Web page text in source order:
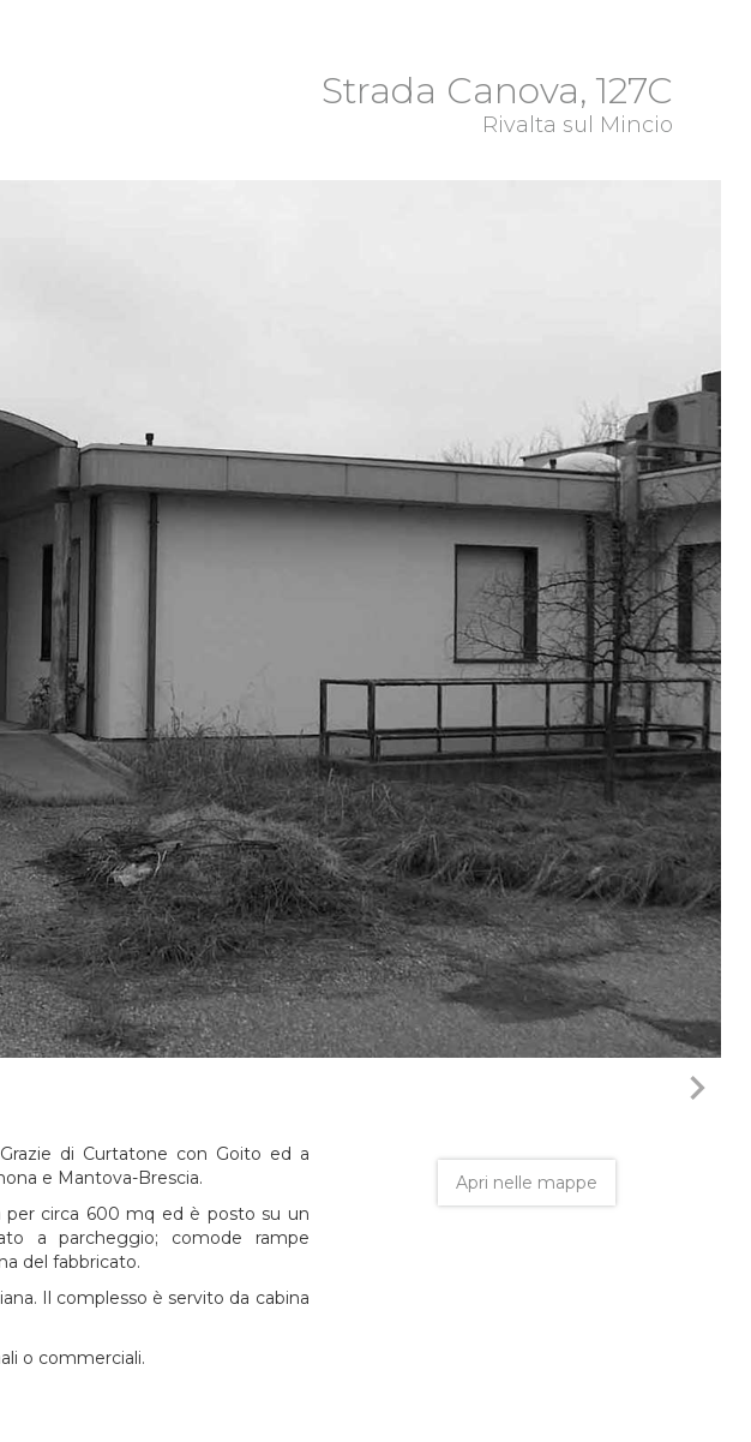
Strada Canova, 127C
Rivalta sul Mincio
navigate_next
Apri nelle mappe
di Curtatone con Goito ed a
e Mantova-Brescia.
per circa 600 mq ed è posto su un
a parcheggio; comode rampe
del fabbricato.
Il complesso è servito da cabina
o commerciali.